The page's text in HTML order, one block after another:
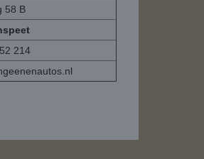
58 B
214